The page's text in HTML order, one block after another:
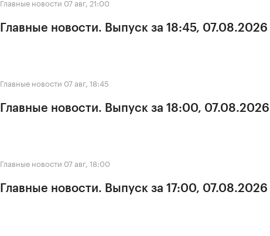
Главные новости. Выпуск за 18:45, 07.08.2026
Главные новости 07 авг, 18:45
Главные новости. Выпуск за 18:00, 07.08.2026
Главные новости 07 авг, 18:00
Главные новости. Выпуск за 17:00, 07.08.2026